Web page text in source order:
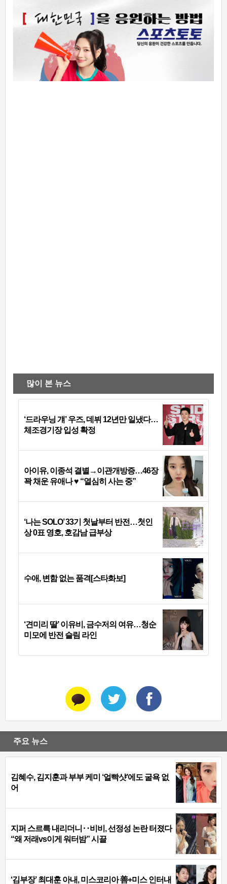
많이 본 뉴스
‘드라우닝 걔’ 우즈, 데뷔 12년만 일냈다…
체조경기장 입성 확정
아이유, 이종석 결별→이관개방증…46장
꽉 채운 유애나 ♥ “열심히 사는 중”
‘나는 SOLO’ 33기 첫날부터 반전…첫인
상 0표 영호, 호감남 급부상
수애, 변함 없는 품격[스타화보]
‘견미리 딸’ 이유비, 금수저의 여유…청순
미모에 반전 슬림 라인
주요 뉴스
김혜수, 김지훈과 부부 케미 ‘얼빡샷’에도 굴욕 없
어
지퍼 스르륵 내리더니‥비비, 선정성 논란 터졌다
“왜 저래vs이게 워터밤” 시끌
‘김부장’ 최대훈 아내, 미스코리아 善+미스 인터내